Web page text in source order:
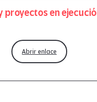
proyectos en
Abrir enlace